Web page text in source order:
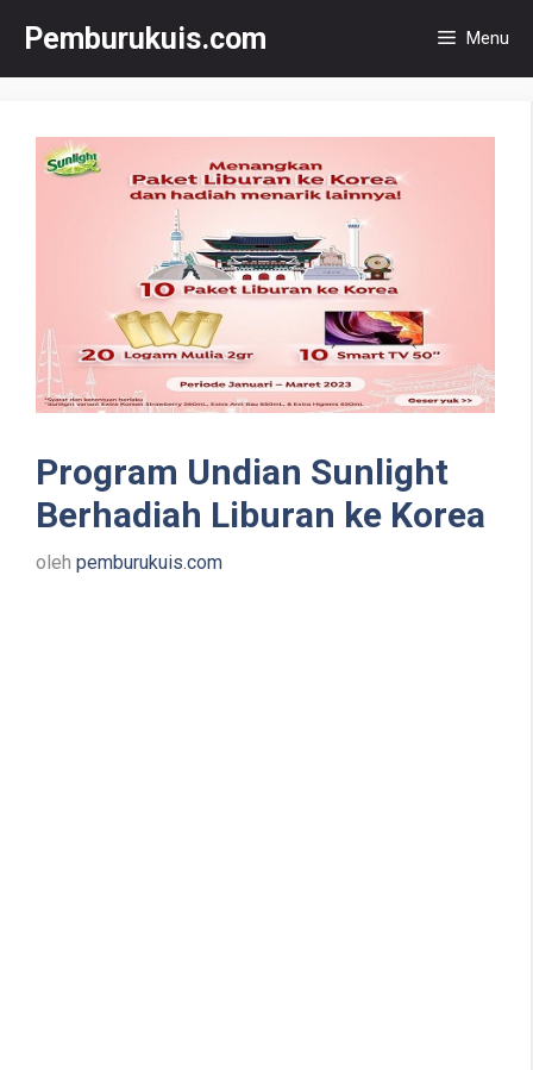
Pemburukuis.com Menu
Program Undian Sunlight
Berhadiah Liburan ke Korea
oleh pemburukuis.com